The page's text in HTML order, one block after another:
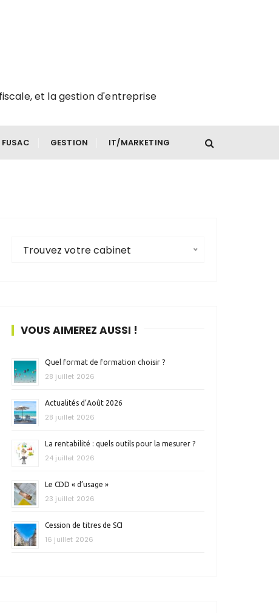
et la gestion d'entreprise
FUSAC GESTION IT/MARKETING
Trouvez votre cabinet
VOUS AIMEREZ AUSSI !
Quel format de formation choisir ?
28 juillet 2026
Actualités d’Août 2026
28 juillet 2026
La rentabilité : quels outils pour la mesurer ?
24 juillet 2026
Le CDD « d’usage »
23 juillet 2026
Cession de titres de SCI
16 juillet 2026